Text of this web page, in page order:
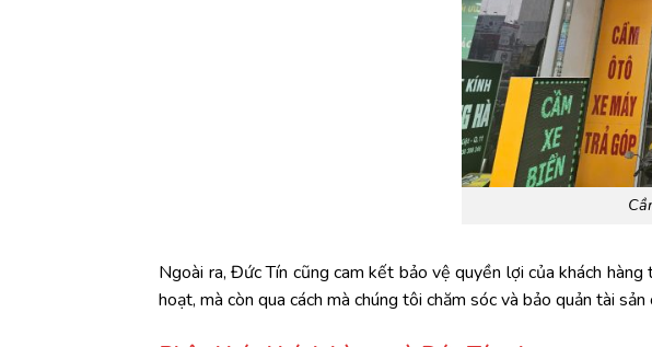
Ngoài ra, Đức Tín cũng cam kết bảo vệ quyền lợi của khách
hoạt, mà còn qua cách mà chúng tôi chăm sóc và bảo quản tài sản